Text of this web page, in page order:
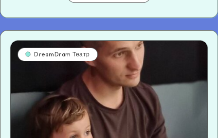
DreamDram Театр